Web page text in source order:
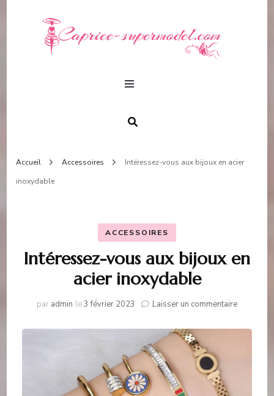
Accueil Accessoires
Intéressez-vous aux bijoux en acier
inoxydable
ACCESSOIRES
Intéressez-vous aux bijoux en
acier inoxydable
par admin le3 février 2023 Laisser un commentairesur
vous